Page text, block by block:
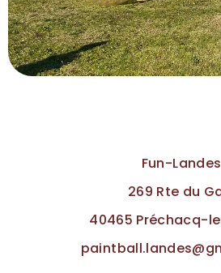
Fun-Landes
269 Rte du
40465 Préchacq-